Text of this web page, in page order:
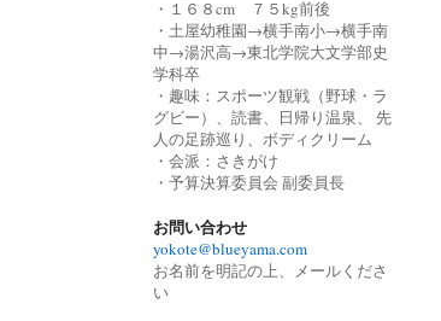
・１６８cm ７５kg前後
・土屋幼稚園→横手南小→横手南
中→湯沢高→東北学院大文学部史
学科卒
・趣味：スポーツ観戦（野球・ラ
グビー）、読書、日帰り温泉、 先
人の足跡巡り、ボディクリーム
・会派：さきがけ
・予算決算委員会 副委員長
お問い合わせ
yokote@blueyama.com
お名前を明記の上、メールくださ
い